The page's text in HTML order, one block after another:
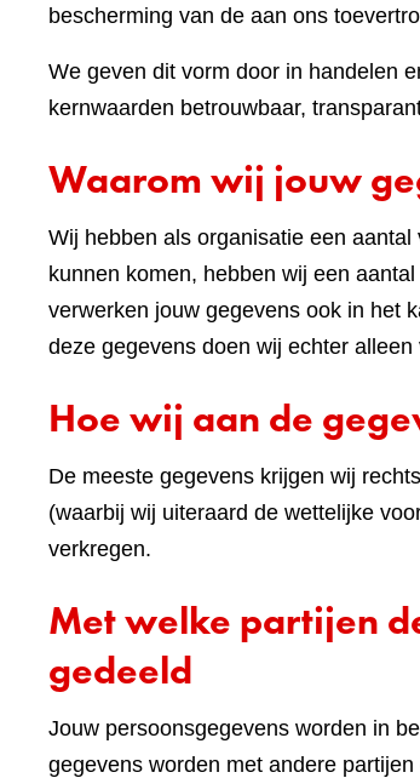
bescherming van de aan ons
We geven dit vorm door in handelen
kernwaarden betrouwbaar,
Waarom wij jouw
Wij hebben als organisatie een
kunnen komen, hebben wij een
verwerken jouw gegevens ook in het
deze gegevens doen wij echter
Hoe wij aan de
De meeste gegevens krijgen wij
(waarbij wij uiteraard de wettelijke
verkregen.
Met welke partijen
gedeeld
Jouw persoonsgegevens worden in
gegevens worden met andere